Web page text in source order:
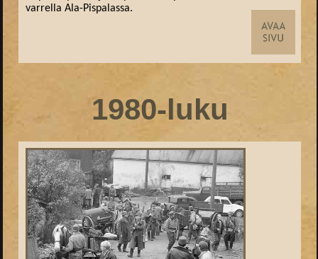
varrella Ala-Pispalassa.
1980-luku